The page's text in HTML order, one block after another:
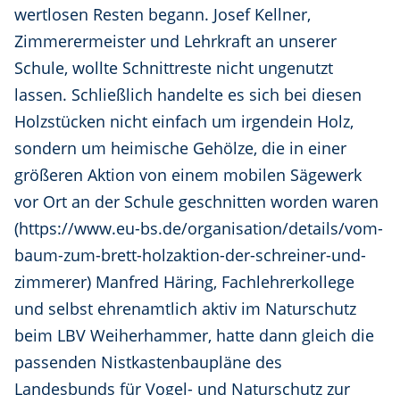
wertlosen Resten begann. Josef Kellner,
Zimmerermeister und Lehrkraft an unserer
Schule, wollte Schnittreste nicht ungenutzt
lassen. Schließlich handelte es sich bei diesen
Holzstücken nicht einfach um irgendein Holz,
sondern um heimische Gehölze, die in einer
größeren Aktion von einem mobilen Sägewerk
vor Ort an der Schule geschnitten worden waren
(https://www.eu-bs.de/organisation/details/vom-
baum-zum-brett-holzaktion-der-schreiner-und-
zimmerer) Manfred Häring, Fachlehrerkollege
und selbst ehrenamtlich aktiv im Naturschutz
beim LBV Weiherhammer, hatte dann gleich die
passenden Nistkastenbaupläne des
Landesbunds für Vogel- und Naturschutz zur